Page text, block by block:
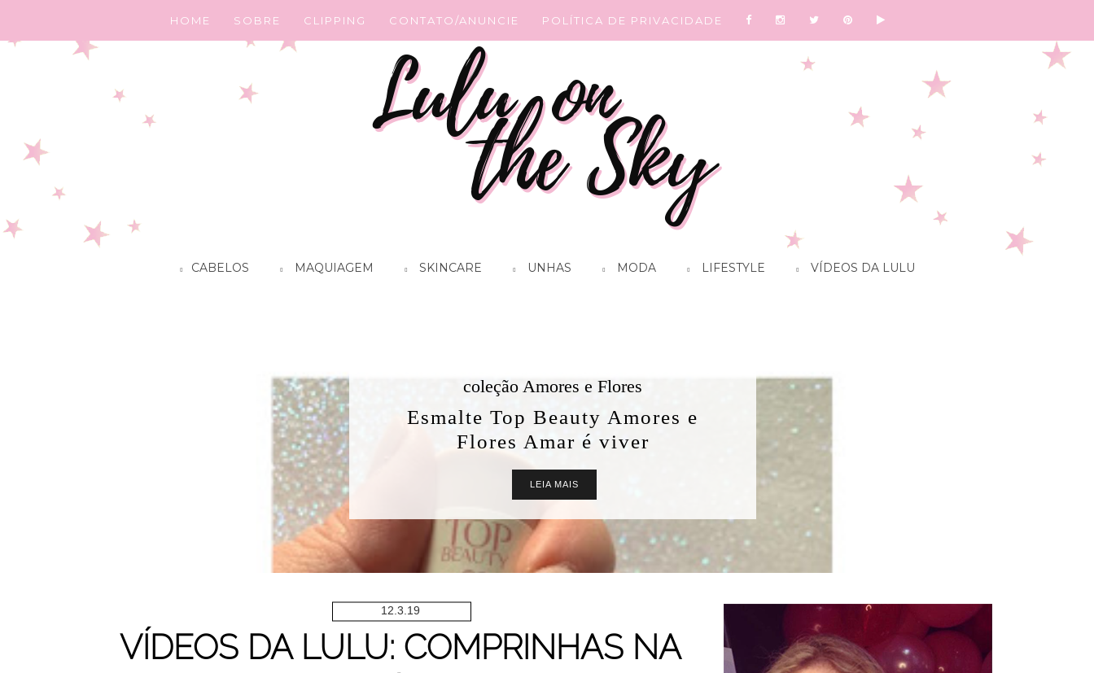
HOME SOBRE CLIPPING CONTATO/ANUNCIE POLÍTICA DE PRIVACIDADE
CABELOS MAQUIAGEM SKINCARE UNHAS MODA LIFESTYLE VÍDEOS DA LULU
coleção Amores e Flores
Esmalte Top Beauty Amores e
Flores Amar é viver
LEIA MAIS
12.3.19
VÍDEOS DA LULU: COMPRINHAS NA